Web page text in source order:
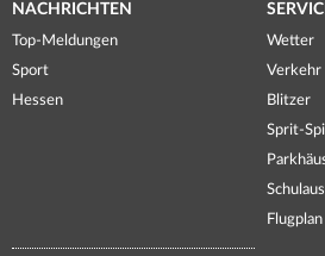
NACHRICHTEN
Top-Meldungen
Sport
Hessen
Wetter
Verkehr
Blitzer
Sprit-
Flugplan